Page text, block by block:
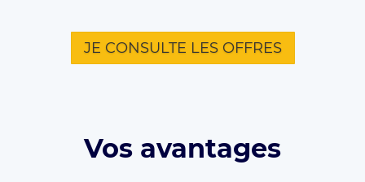
JE CONSULTE LES OFFRES
Vos avantages